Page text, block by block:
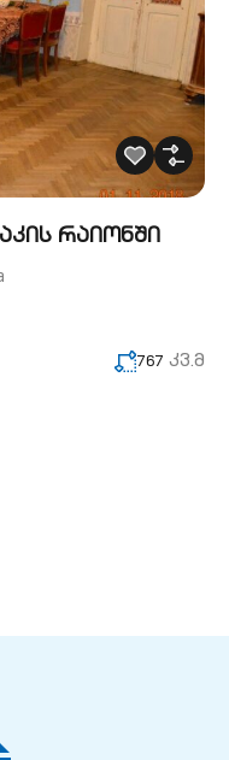
რაიონში
767 კვ.მ